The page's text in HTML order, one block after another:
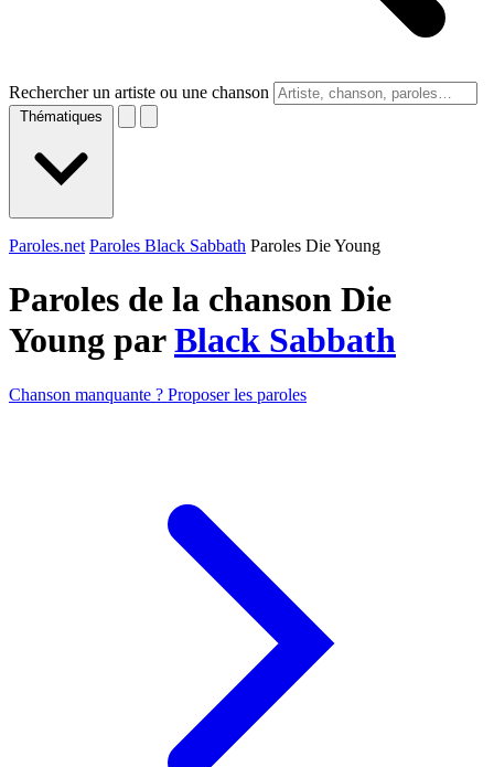
Rechercher un artiste ou une chanson
Thématiques
Paroles.net Paroles Black Sabbath Paroles Die Young
Paroles de la chanson Die
Young parBlack Sabbath
Chanson manquante ? Proposer les paroles